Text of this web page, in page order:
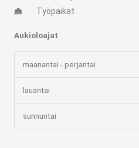
g
r
a
m
o
o
k
-
Työpaikat
Aukioloajat
maanantai - perjantai
lauantai
sunnuntai